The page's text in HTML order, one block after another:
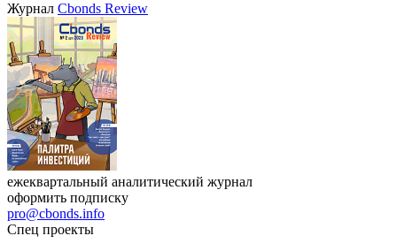
Журнал Cbonds Review
ежеквартальный аналитический журнал
оформить подписку
pro@cbonds.info
Спец проекты